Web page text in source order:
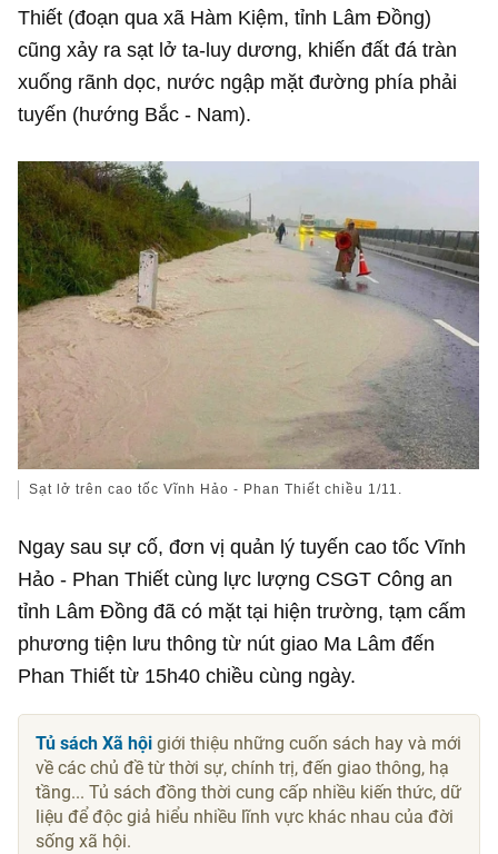
Thiết (đoạn qua xã Hàm Kiệm, tỉnh Lâm Đồng)
cũng xảy ra sạt lở ta-luy dương, khiến đất đá tràn
xuống rãnh dọc, nước ngập mặt đường phía phải
tuyến (hướng Bắc - Nam).
Sạt lở trên cao tốc Vĩnh Hảo - Phan Thiết chiều 1/11.
Ngay sau sự cố, đơn vị quản lý tuyến cao tốc Vĩnh
Hảo - Phan Thiết cùng lực lượng CSGT Công an
tỉnh Lâm Đồng đã có mặt tại hiện trường, tạm cấm
phương tiện lưu thông từ nút giao Ma Lâm đến
Phan Thiết từ 15h40 chiều cùng ngày.
Tủ sách Xã hội giới thiệu những cuốn sách hay và mới
về các chủ đề từ thời sự, chính trị, đến giao thông, hạ
tầng... Tủ sách đồng thời cung cấp nhiều kiến thức, dữ
liệu để độc giả hiểu nhiều lĩnh vực khác nhau của đời
sống xã hội.